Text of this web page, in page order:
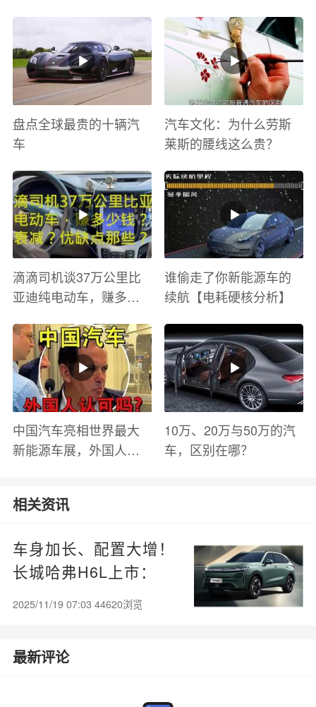
盘点全球最贵的十辆汽
车
汽车文化：为什么劳斯
莱斯的腰线这么贵？
滴滴司机谈37万公里比
亚迪纯电动车，赚多少
有哪些？
谁偷走了你新能源车的
续航【电耗硬核分析】
中国汽车亮相世界最大
新能源车展，外国人怎
10万、20万与50万的汽
车，区别在哪？
相关资讯
车身加长、配置大增！
长城哈弗H6L上市：
2025/11/19 07:03 44620浏览
最新评论